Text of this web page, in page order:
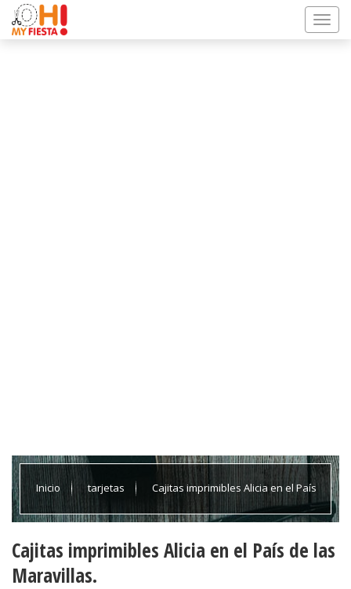
Inicio tarjetas Cajitas imprimibles Alicia en el País
Cajitas imprimibles Alicia en el País de las
Maravillas.